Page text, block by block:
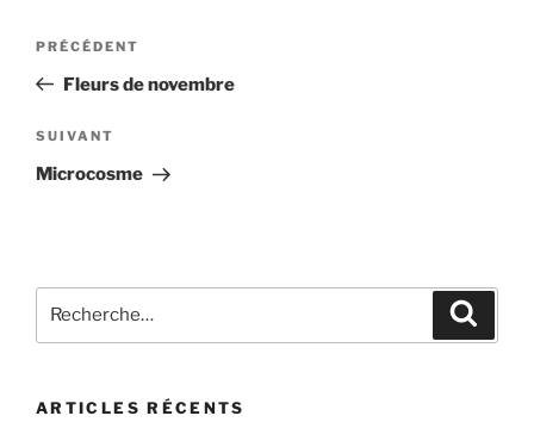
Navigation
l’article
Article
précédent
PRÉCÉDENT
Fleurs de novembre
Article
suivant
SUIVANT
Microcosme
pour
ARTICLES RÉCENTS